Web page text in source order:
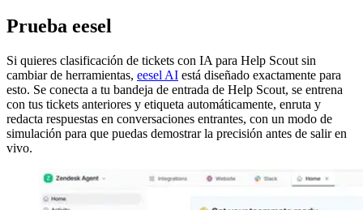
Prueba eesel
Si quieres clasificación de tickets con IA para Help Scout sin
cambiar de herramientas, eesel AI está diseñado exactamente para
esto. Se conecta a tu bandeja de entrada de Help Scout, se entrena
con tus tickets anteriores y etiqueta automáticamente, enruta y
redacta respuestas en conversaciones entrantes, con un modo de
simulación para que puedas demostrar la precisión antes de salir en
vivo.